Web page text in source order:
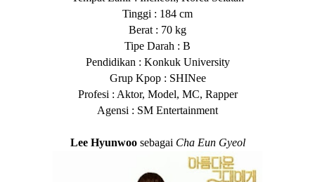
Tinggi : 184 cm
Berat : 70 kg
Tipe Darah : B
Pendidikan : Konkuk University
Grup Kpop : SHINee
Profesi : Aktor, Model, MC, Rapper
Agensi : SM Entertainment
Lee Hyunwoosebagai Cha Eun Gyeol